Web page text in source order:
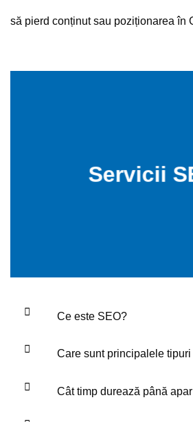
să pierd conținut sau poziționarea în
Servicii
Ce este SEO?
Care sunt principalele
Cât timp durează până